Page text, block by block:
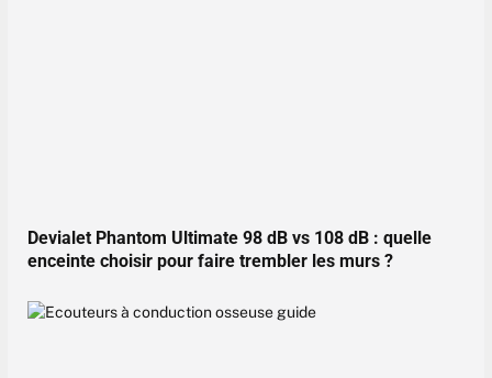
Devialet Phantom Ultimate 98 dB vs 108 dB : quelle
enceinte choisir pour faire trembler les murs ?